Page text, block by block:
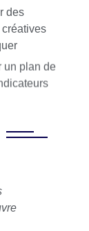
des
un plan de